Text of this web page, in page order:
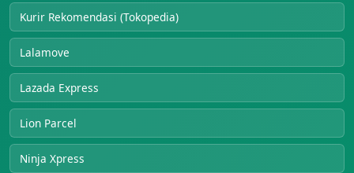
Kurir Rekomendasi (Tokopedia)
Lalamove
Lazada Express
Lion Parcel
Ninja Xpress